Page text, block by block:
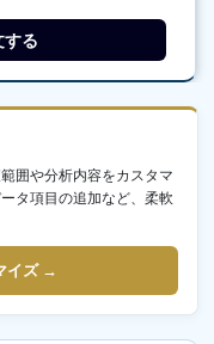
する
囲や分析内容をカスタマ
タ項目の追加など、柔軟
イズ →